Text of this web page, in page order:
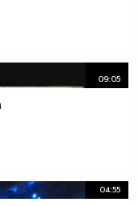
09:05
04:55